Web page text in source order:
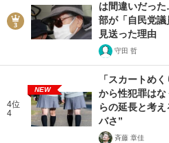
は間違いだっ
部が「自民党
見送った理由
守田 哲
4位
4
NEW
「スカートめ
から性犯罪は
らの延長と考
バさ”
斉藤 章佳